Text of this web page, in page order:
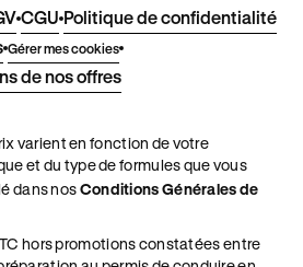
CGU Politique de confidentialité
Gérer mes cookies
de nos offres
varient en fonction de votre
et du type de formules que vous
dans nosConditions Générales de
hors promotions constatées entre